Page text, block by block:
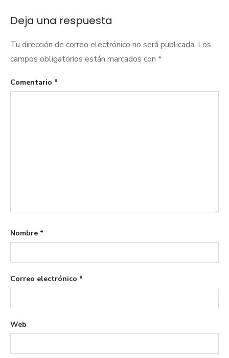
Deja una respuesta
Tu dirección de correo electrónico no será publicada. Los
campos obligatorios están marcados con *
Comentario *
Nombre *
Correo electrónico *
Web